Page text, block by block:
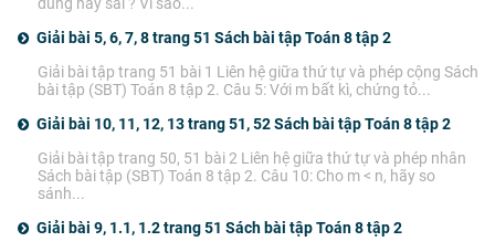
đúng hay sai ? Vì sao...
Giải bài 5, 6, 7, 8 trang 51 Sách bài tập Toán 8 tập 2
Giải bài tập trang 51 bài 1 Liên hệ giữa thứ tự và phép cộng Sách
bài tập (SBT) Toán 8 tập 2. Câu 5: Với m bất kì, chứng tỏ...
Giải bài 10, 11, 12, 13 trang 51, 52 Sách bài tập Toán 8 tập 2
Giải bài tập trang 50, 51 bài 2 Liên hệ giữa thứ tự và phép nhân
Sách bài tập (SBT) Toán 8 tập 2. Câu 10: Cho m < n, hãy so
sánh...
Giải bài 9, 1.1, 1.2 trang 51 Sách bài tập Toán 8 tập 2